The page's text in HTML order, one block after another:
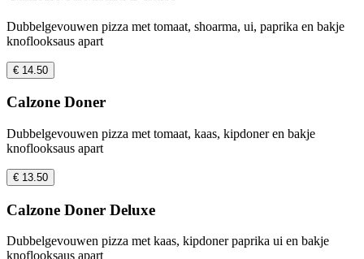
Dubbelgevouwen pizza met tomaat, shoarma, ui, paprika en bakje
knoflooksaus apart
€ 14.50
Calzone Doner
Dubbelgevouwen pizza met tomaat, kaas, kipdoner en bakje
knoflooksaus apart
€ 13.50
Calzone Doner Deluxe
Dubbelgevouwen pizza met kaas, kipdoner paprika ui en bakje
knoflooksaus apart